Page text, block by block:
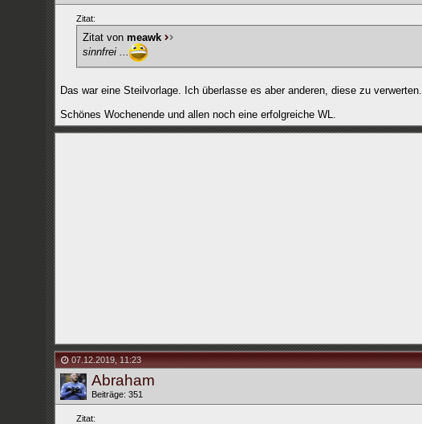
Zitat:
Zitat von meawk
sinnfrei ...
Das war eine Steilvorlage. Ich überlasse es aber anderen, diese zu verwerten.
Schönes Wochenende und allen noch eine erfolgreiche WL.
07.12.2019,11:23
Abraham
Beiträge: 351
Zitat: